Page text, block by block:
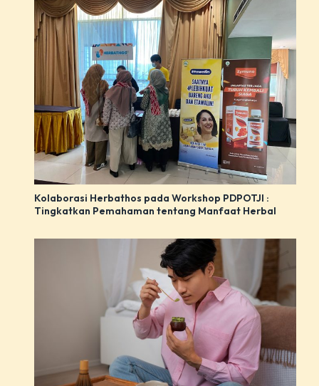
Kolaborasi Herbathos pada Workshop PDPOTJI :
Tingkatkan Pemahaman tentang Manfaat Herbal